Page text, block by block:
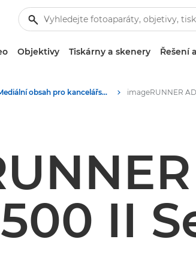
Objektivy Tiskárny a skenery Řešení
Mediální obsah pro kancelářský tisk – tiskové centrum Canon
II